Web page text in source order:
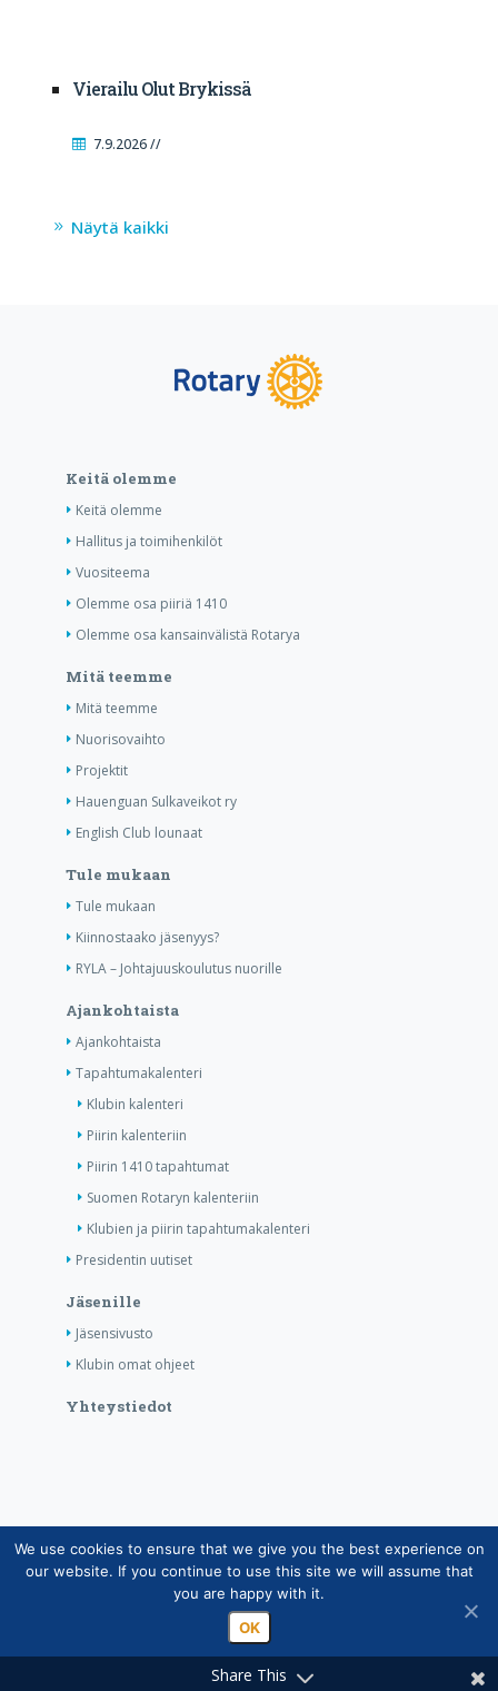
Vierailu Olut Brykissä
7.9.2026 //
Näytä kaikki
Keitä olemme
Keitä olemme
Hallitus ja toimihenkilöt
Vuositeema
Olemme osa piiriä 1410
Olemme osa kansainvälistä Rotarya
Mitä teemme
Mitä teemme
Nuorisovaihto
Projektit
Hauenguan Sulkaveikot ry
English Club lounaat
Tule mukaan
Tule mukaan
Kiinnostaako jäsenyys?
RYLA – Johtajuuskoulutus nuorille
Ajankohtaista
Ajankohtaista
Tapahtumakalenteri
Klubin kalenteri
Piirin kalenteriin
Piirin 1410 tapahtumat
Suomen Rotaryn kalenteriin
Klubien ja piirin tapahtumakalenteri
Presidentin uutiset
Jäsenille
Jäsensivusto
Klubin omat ohjeet
Yhteystiedot
Copyright © Suomen Rotarypalvelu ry 2026 |
Jäsentietojärjestelmän tietosuojaseloste|Henkilötietojen
käsittely Rotarytoiminnassa
Share This
We use cookies to ensure that we give you the best experience on
our website. If you continue to use this site we will assume that
you are happy with it.
OK